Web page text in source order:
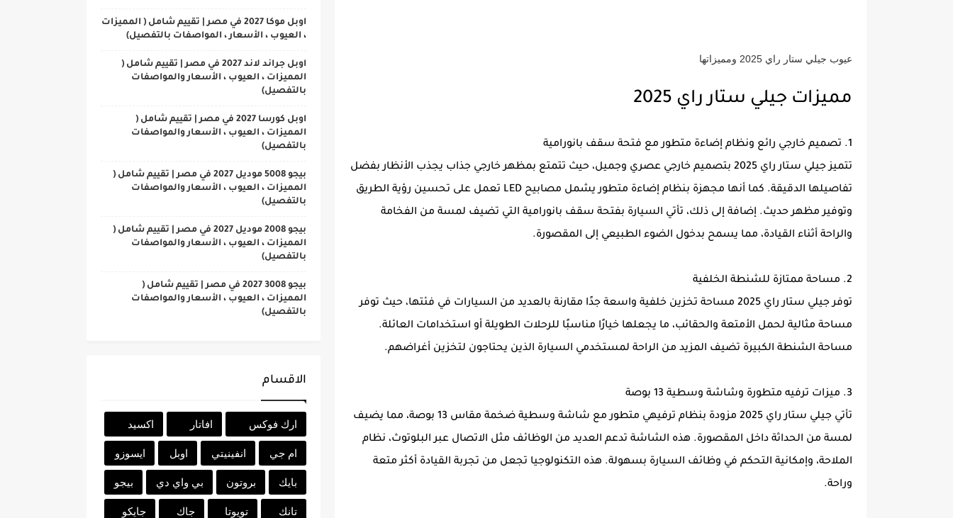
عيوب جيلي ستار راي 2025 ومميزاتها
مميزات جيلي ستار راي 2025
1. تصميم خارجي رائع ونظام إضاءة متطور مع فتحة سقف بانورامية
تتميز جيلي ستار راي 2025 بتصميم خارجي عصري وجميل، حيث تتمتع بمظهر خارجي جذاب يجذب الأنظار بفضل
تفاصيلها الدقيقة. كما أنها مجهزة بنظام إضاءة متطور يشمل مصابيح LED تعمل على تحسين رؤية الطريق
وتوفير مظهر حديث. إضافة إلى ذلك، تأتي السيارة بفتحة سقف بانورامية التي تضيف لمسة من الفخامة
والراحة أثناء القيادة، مما يسمح بدخول الضوء الطبيعي إلى المقصورة.
2. مساحة ممتازة للشنطة الخلفية
توفر جيلي ستار راي 2025 مساحة تخزين خلفية واسعة جدًا مقارنة بالعديد من السيارات في فئتها، حيث توفر
مساحة مثالية لحمل الأمتعة والحقائب، ما يجعلها خيارًا مناسبًا للرحلات الطويلة أو استخدامات العائلة.
مساحة الشنطة الكبيرة تضيف المزيد من الراحة لمستخدمي السيارة الذين يحتاجون لتخزين أغراضهم.
3. ميزات ترفيه متطورة وشاشة وسطية 13 بوصة
تأتي جيلي ستار راي 2025 مزودة بنظام ترفيهي متطور مع شاشة وسطية ضخمة مقاس 13 بوصة، مما يضيف
لمسة من الحداثة داخل المقصورة. هذه الشاشة تدعم العديد من الوظائف مثل الاتصال عبر البلوتوث، نظام
الملاحة، وإمكانية التحكم في وظائف السيارة بسهولة. هذه التكنولوجيا تجعل من تجربة القيادة أكثر متعة
وراحة.
اوبل موكا 2027 في مصر | تقييم شامل ( المميزات
، العيوب ، الأسعار ، المواصفات بالتفصيل)
اوبل جراند لاند 2027 في مصر | تقييم شامل (
المميزات ، العيوب ، الأسعار والمواصفات
بالتفصيل)
اوبل كورسا 2027 في مصر | تقييم شامل (
المميزات ، العيوب ، الأسعار والمواصفات
بالتفصيل)
بيجو 5008 موديل 2027 في مصر | تقييم شامل (
المميزات ، العيوب ، الأسعار والمواصفات
بالتفصيل)
بيجو 2008 موديل 2027 في مصر | تقييم شامل (
المميزات ، العيوب ، الأسعار والمواصفات
بالتفصيل)
بيجو 3008 2027 في مصر | تقييم شامل (
المميزات ، العيوب ، الأسعار والمواصفات
بالتفصيل)
الاقسام
ارك فوكس افاتار اكسيد
ام جي انفينيتي اوبل ايسوزو
بايك بروتون بي واي دي بيجو
تانك تويوتا جاك جايكو